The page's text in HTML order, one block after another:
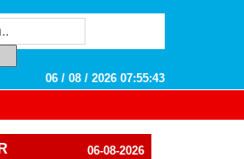
06 / 08 / 2026 07:55:44
06-08-2026